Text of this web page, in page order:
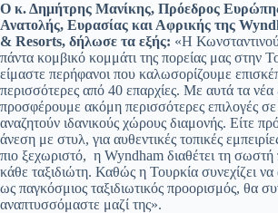
Ο κ. Δημήτρης Μανίκης, Πρόεδρος
Ανατολής, Ευρασίας και Αφρικής της
& Resorts, δήλωσε τα εξής: «Η
πάντα κομβικό κομμάτι της πορείας μας στην
είμαστε περήφανοι που καλωσορίζουμε
περισσότερες από 40 επαρχίες. Με αυτά τα νέα
προσφέρουμε ακόμη περισσότερες επιλογές
αναζητούν ιδανικούς χώρους διαμονής. Είτε
άνεση με στυλ, για αυθεντικές τοπικές
πιο ξεχωριστό, η Wyndham διαθέτει τη σωστή
κάθε ταξιδιώτη. Καθώς η Τουρκία συνεχίζει να
ως παγκόσμιος ταξιδιωτικός προορισμός, θα
αναπτυσσόμαστε μαζί της».